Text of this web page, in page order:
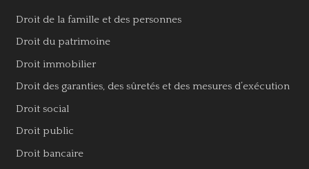
Droit de la famille et des personnes
Droit du patrimoine
Droit immobilier
Droit des garanties, des sûretés et des mesures d’exécution
Droit social
Droit public
Droit bancaire